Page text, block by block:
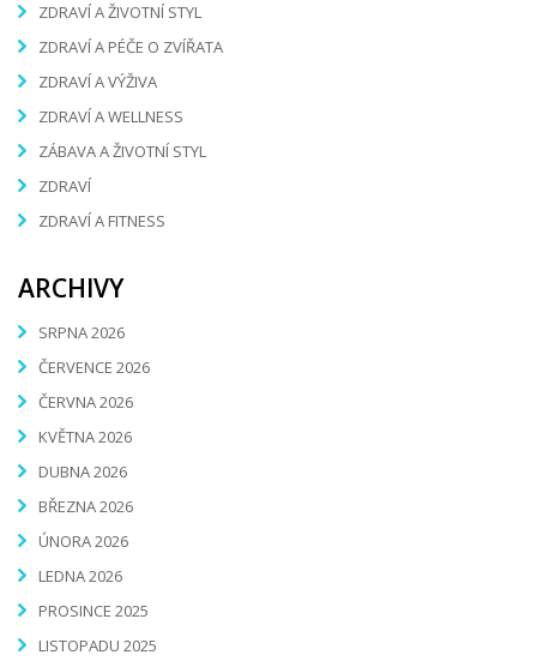
ZDRAVÍ A ŽIVOTNÍ STYL
ZDRAVÍ A PÉČE O ZVÍŘATA
ZDRAVÍ A VÝŽIVA
ZDRAVÍ A WELLNESS
ZÁBAVA A ŽIVOTNÍ STYL
ZDRAVÍ
ZDRAVÍ A FITNESS
ARCHIVY
SRPNA 2026
ČERVENCE 2026
ČERVNA 2026
KVĚTNA 2026
DUBNA 2026
BŘEZNA 2026
ÚNORA 2026
LEDNA 2026
PROSINCE 2025
LISTOPADU 2025